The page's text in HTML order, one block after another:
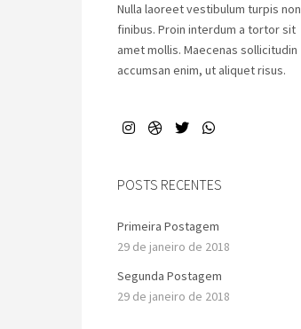
Nulla laoreet vestibulum turpis non
finibus. Proin interdum a tortor sit
amet mollis. Maecenas sollicitudin
accumsan enim, ut aliquet risus.
POSTS RECENTES
Primeira Postagem
29 de janeiro de 2018
Segunda Postagem
29 de janeiro de 2018